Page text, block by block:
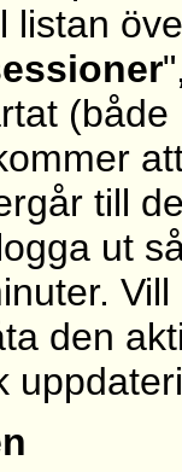
listan
till
ut
den